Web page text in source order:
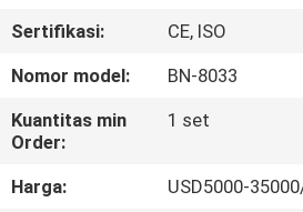
TUR
PABRIK
KONTROL
KUALITAS
Sertifikasi:
CE, ISO
Nomor model:
BN-8033
Kuantitas min
Order:
1 set
Harga:
USD5000-